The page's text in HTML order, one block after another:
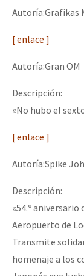
Autoría:Grafikas
[ enlace ]
Autoría:Gran OM
Descripción:
«No hubo el
[ enlace ]
Autoría:Spike
Descripción:
«54.º
Aeropuerto de
Transmite
homenaje a los